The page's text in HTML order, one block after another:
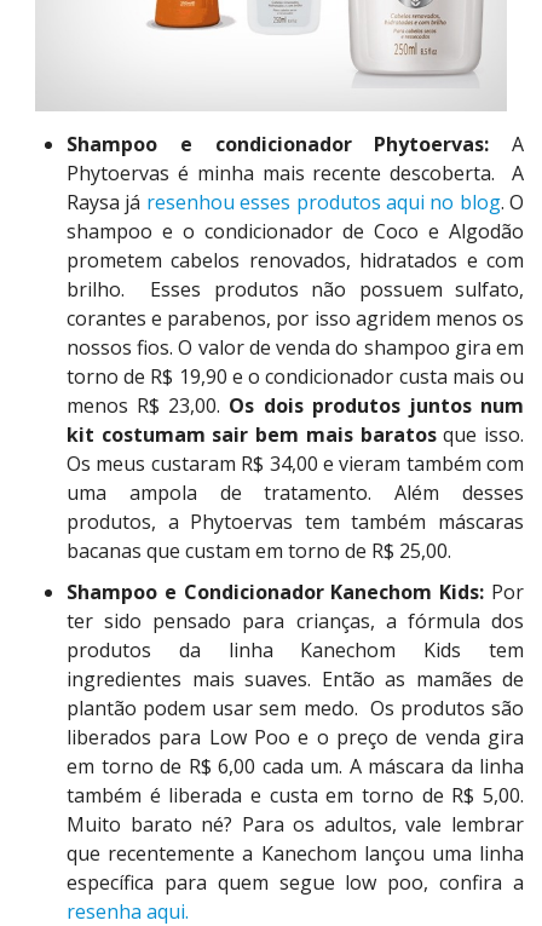
Shampoo e condicionador Phytoervas: A
Phytoervas é minha mais recente descoberta. A
Raysa já resenhou esses produtos aqui no blog. O
shampoo e o condicionador de Coco e Algodão
prometem cabelos renovados, hidratados e com
brilho. Esses produtos não possuem sulfato,
corantes e parabenos, por isso agridem menos os
nossos fios. O valor de venda do shampoo gira em
torno de R$ 19,90 e o condicionador custa mais ou
menos R$ 23,00. Os dois produtos juntos num
kit costumam sair bem mais baratosque isso.
Os meus custaram R$ 34,00 e vieram também com
uma ampola de tratamento. Além desses
produtos, a Phytoervas tem também máscaras
bacanas que custam em torno de R$ 25,00.
Shampoo e Condicionador Kanechom Kids: Por
ter sido pensado para crianças, a fórmula dos
produtos da linha Kanechom Kids tem
ingredientes mais suaves. Então as mamães de
plantão podem usar sem medo. Os produtos são
liberados para Low Poo e o preço de venda gira
em torno de R$ 6,00 cada um. A máscara da linha
também é liberada e custa em torno de R$ 5,00.
Muito barato né? Para os adultos, vale lembrar
que recentemente a Kanechom lançou uma linha
específica para quem segue low poo, confira a
resenha aqui.